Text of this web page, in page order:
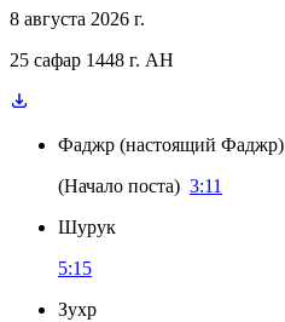
8 августа 2026 г.
25 сафар 1448 г. AH
Фаджр (настоящий Фаджр)
(Начало поста) 3:11
Шурук
5:15
Зухр